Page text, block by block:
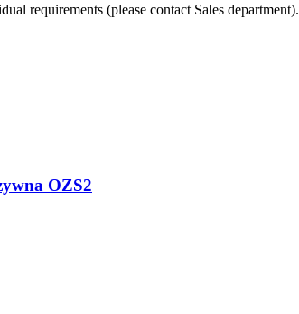
requirements (please contact Sales department).
OZS2